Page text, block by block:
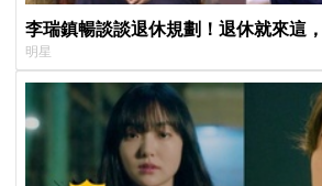
李瑞鎮暢談談退休規劃！退休就來這
明星